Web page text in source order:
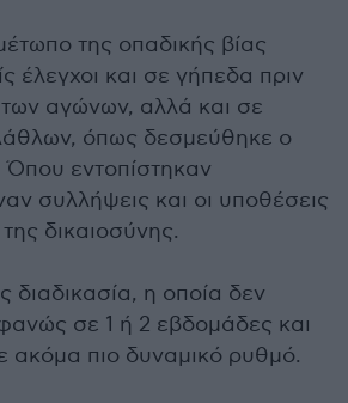
της οπαδικής βίας
έλεγχοι και σε γήπεδα πριν
αγώνων, αλλά και σε
όπως δεσμεύθηκε ο
εντοπίστηκαν
συλλήψεις και οι υποθέσεις
δικαιοσύνης.
διαδικασία, η οποία δεν
σε 1 ή 2 εβδομάδες και
ακόμα πιο δυναμικό ρυθμό.